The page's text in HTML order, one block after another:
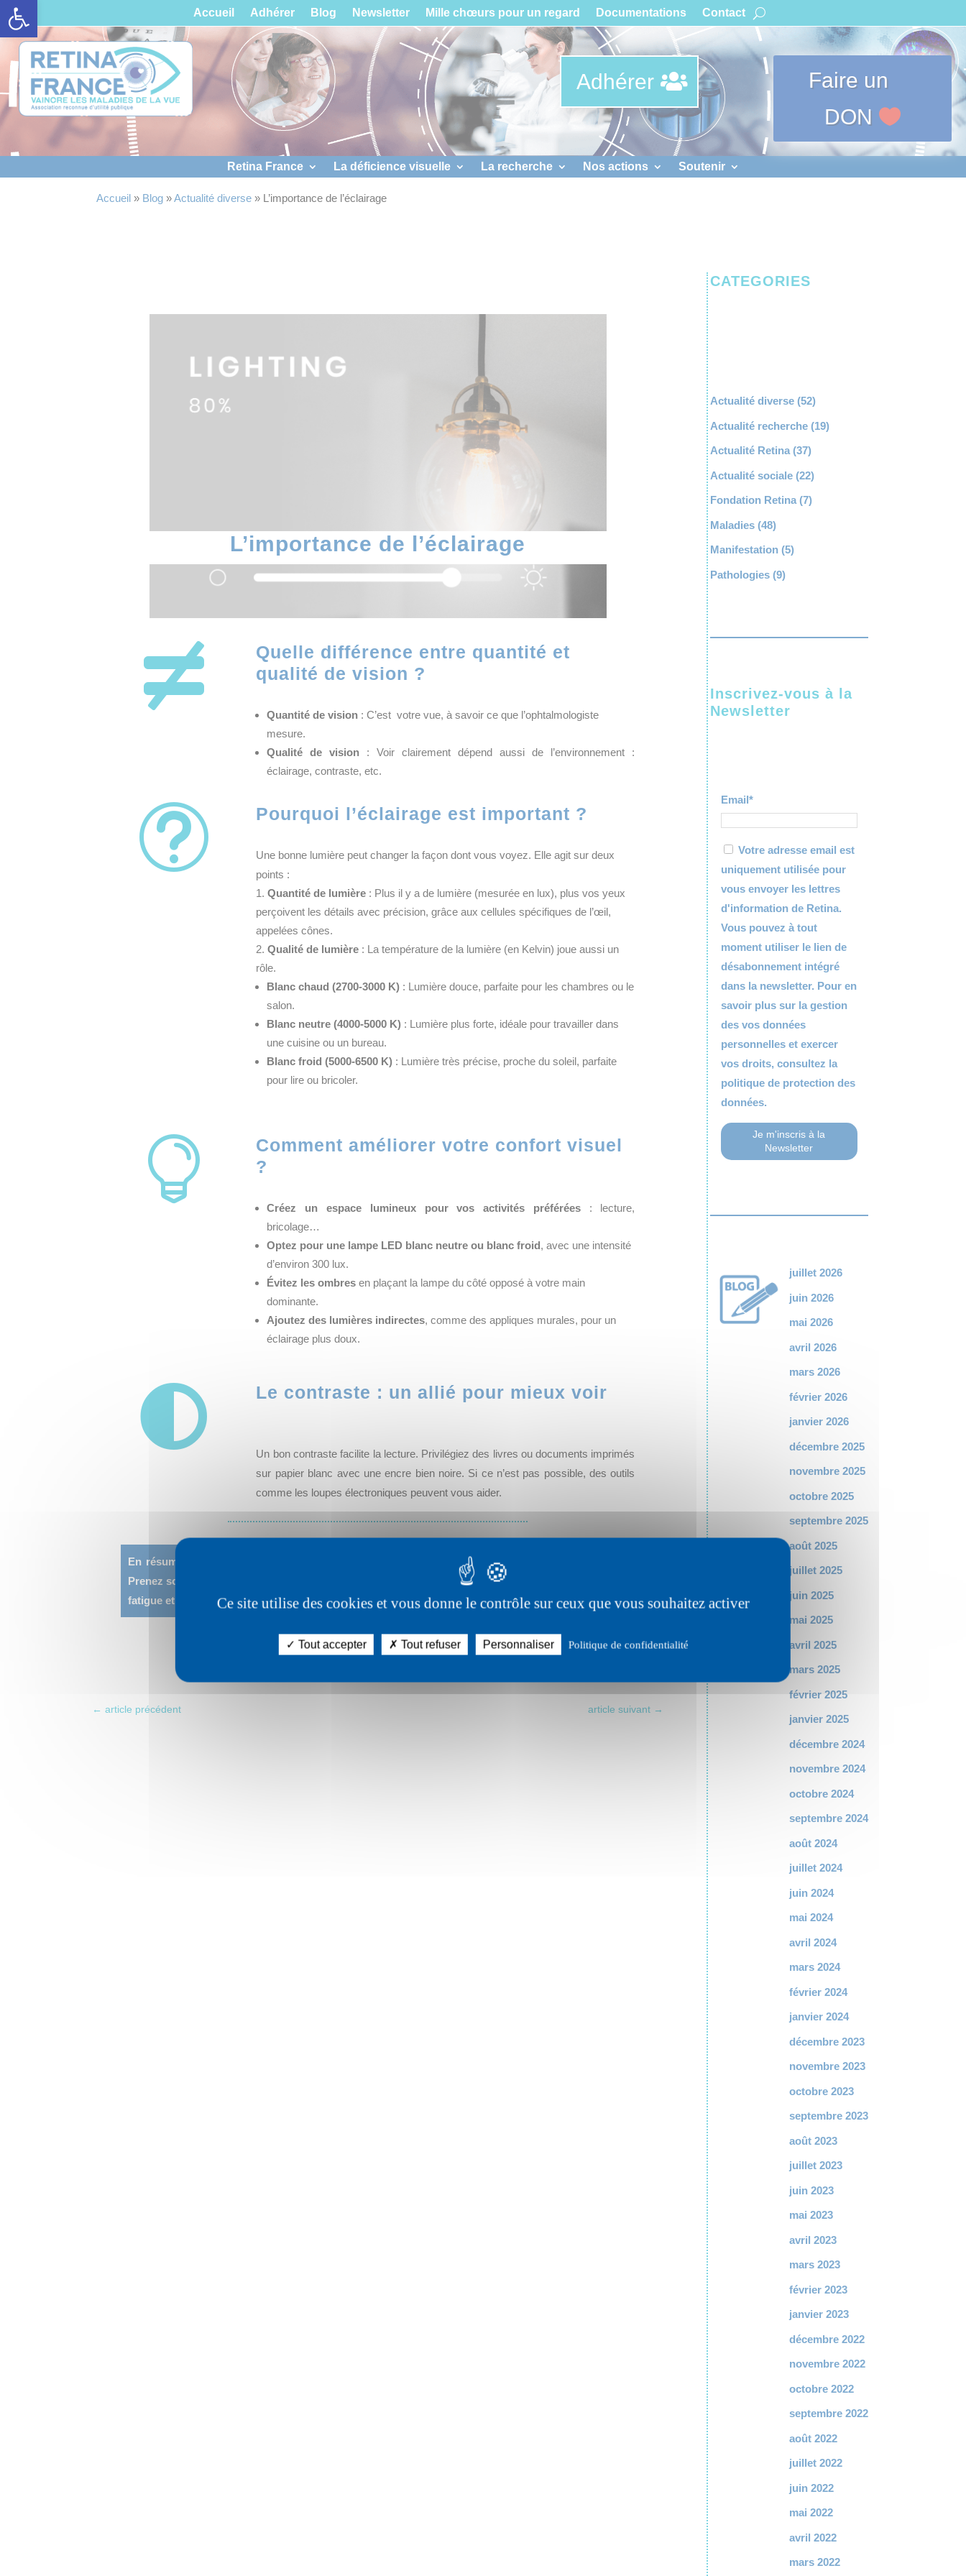
Panneau de gestion des cookies
Ce site utilise des cookies et vous donne le contrôle sur ceux que vous souhaitez activer
Tout accepter Tout refuser Personnaliser Politique de confidentialité
Ouvrir la barre d’outils Accueil Adhérer Blog Newsletter Mille chœurs pour un regard Documentations Contact
Adhérer
Faire un
DON
Retina France La déficience visuelle La recherche Nos actions Soutenir
Accueil » Blog »Actualité diverse » L’importance de l’éclairage
L’importance de l’éclairage

Quelle différence entre quantité et
qualité de vision ?
Quantité de vision : C’est votre vue, à savoir ce que l’ophtalmologiste
mesure.
Qualité de vision : Voir clairement dépend aussi de l’environnement :
éclairage, contraste, etc.
t Pourquoi l’éclairage est important ?
Une bonne lumière peut changer la façon dont vous voyez. Elle agit sur deux
points :
Quantité de lumière : Plus il y a de lumière (mesurée en lux), plus vos yeux
perçoivent les détails avec précision, grâce aux cellules spécifiques de l’œil,
appelées cônes.
Qualité de lumière : La température de la lumière (en Kelvin) joue aussi un
rôle.
Blanc chaud (2700-3000 K) : Lumière douce, parfaite pour les chambres ou le
salon.
Blanc neutre (4000-5000 K) : Lumière plus forte, idéale pour travailler dans
une cuisine ou un bureau.
Blanc froid (5000-6500 K) : Lumière très précise, proche du soleil, parfaite
pour lire ou bricoler.

Comment améliorer votre confort visuel
?
Créez un espace lumineux pour vos activités préférées: lecture,
bricolage…
Optez pour une lampe LED blanc neutre ou blanc froid, avec une intensité
d’environ 300 lux.
Évitez les ombres en plaçant la lampe du côté opposé à votre main
dominante.
Ajoutez des lumières indirectes, comme des appliques murales, pour un
éclairage plus doux.
 Le contraste : un allié pour mieux voir
Un bon contraste facilite la lecture. Privilégiez des livres ou documents imprimés
sur papier blanc avec une encre bien noire. Si ce n’est pas possible, des outils
comme les loupes électroniques peuvent vous aider.
En résumé, bien éclairer son espace de vie améliore nettement le confort et la qualité de vision.
Prenez soin de travailler sur l’éclairaige, car même si la faible lumière n’abîme pas les yeux, elle les
fatigue et peut donner des maux de tête.
← article précédent article suivant →
CATEGORIES
Actualité diverse(52)
Actualité recherche(19)
Actualité Retina(37)
Actualité sociale(22)
Fondation Retina(7)
Maladies(48)
Manifestation(5)
Pathologies(9)
Inscrivez-vous à la
Newsletter
Email*
Votre adresse email est
uniquement utilisée pour
vous envoyer les lettres
d'information de Retina.
Vous pouvez à tout
moment utiliser le lien de
désabonnement intégré
dans la newsletter. Pour en
savoir plus sur la gestion
des vos données
personnelles et exercer
vos droits, consultez la
politique de protection des
données.
juillet 2026
juin 2026
mai 2026
avril 2026
mars 2026
février 2026
janvier 2026
décembre 2025
novembre 2025
octobre 2025
septembre 2025
août 2025
juillet 2025
juin 2025
mai 2025
avril 2025
mars 2025
février 2025
janvier 2025
décembre 2024
novembre 2024
octobre 2024
septembre 2024
août 2024
juillet 2024
juin 2024
mai 2024
avril 2024
mars 2024
février 2024
janvier 2024
décembre 2023
novembre 2023
octobre 2023
septembre 2023
août 2023
juillet 2023
juin 2023
mai 2023
avril 2023
mars 2023
février 2023
janvier 2023
décembre 2022
novembre 2022
octobre 2022
septembre 2022
août 2022
juillet 2022
juin 2022
mai 2022
avril 2022
mars 2022